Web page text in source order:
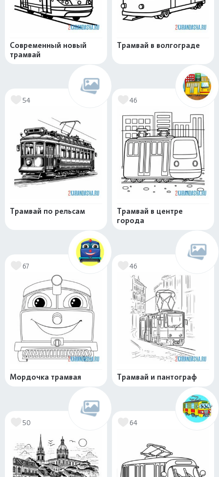
Современный новый
трамвай
Трамвай в волгограде
54
Трамвай по рельсам
46
Трамвай в центре
города
67
Мордочка трамвая
46
Трамвай и пантограф
50 64